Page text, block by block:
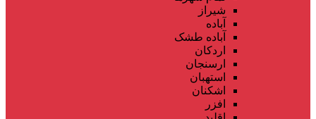
شیراز
آباده
آباده طشک
اردکان
ارسنجان
استهبان
اشکنان
افزر